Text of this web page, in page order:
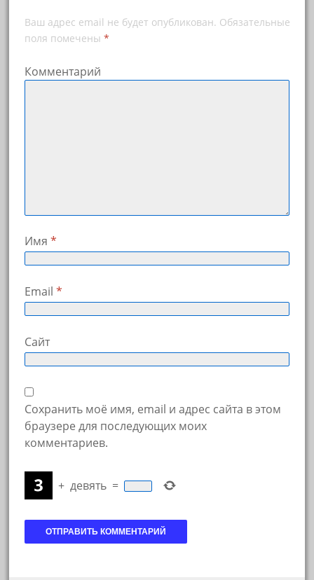
Ваш адрес email не будет опубликован. Обязательные
поля помечены *
Комментарий
Имя *
Email *
Сайт
Сохранить моё имя, email и адрес сайта в этом
браузере для последующих моих
комментариев.
+ девять =